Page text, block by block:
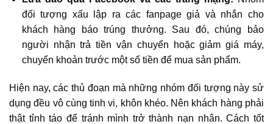
đối tượng xấu lập ra các fanpage giả và nhắn cho
khách hàng báo trúng thưởng. Sau đó, chúng bảo
người nhận trả tiền vận chuyển hoặc giảm giá máy,
chuyển khoản trước một số tiền để mua sản phẩm.
Hiện nay, các thủ đoạn mà những nhóm đối tượng này sử
dụng đều vô cùng tinh vi, khôn khéo. Nên khách hàng phải
thật tỉnh táo để tránh mình trở thành nạn nhân. Cách tốt